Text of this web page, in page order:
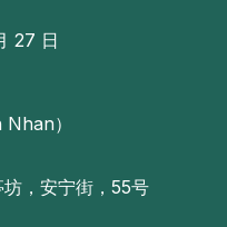
27 日
）
，安宁街，55号